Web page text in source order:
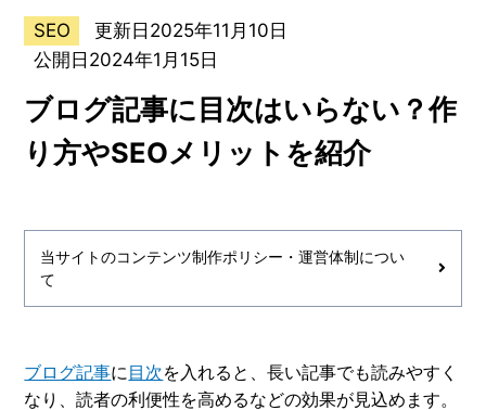
SEO
更新日2025年11月10日
公開日2024年1月15日
ブログ記事に目次はいらない？作
り方やSEOメリットを紹介
当サイトのコンテンツ制作ポリシー・運営体制につい
て
ブログ記事に目次を入れると、長い記事でも読みやすく
なり、読者の利便性を高めるなどの効果が見込めます。